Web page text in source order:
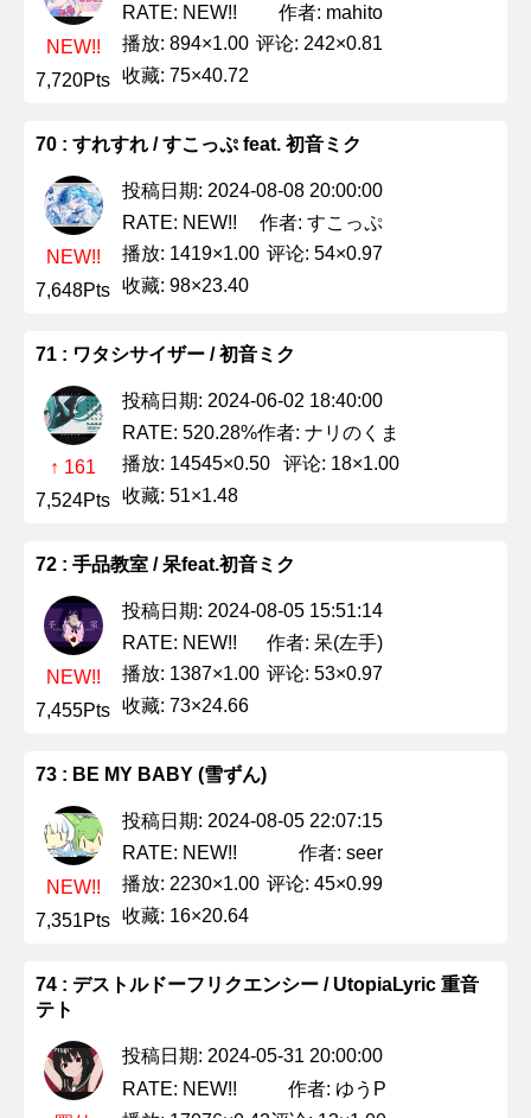
NEW!!
7,720Pts
RATE: NEW!!
作者: mahito
播放: 894×1.00 评论: 242×0.81
收藏: 75×40.72
70 : すれすれ / すこっぷ feat. 初音ミク
NEW!!
7,648Pts
投稿日期: 2024-08-08 20:00:00
RATE: NEW!!
作者: すこっぷ
播放: 1419×1.00 评论: 54×0.97
收藏: 98×23.40
71 : ワタシサイザー / 初音ミク
↑ 161
7,524Pts
投稿日期: 2024-06-02 18:40:00
RATE: 520.28%作者: ナリのくま
播放: 14545×0.50
评论: 18×1.00
收藏: 51×1.48
72 : 手品教室 / 呆feat.初音ミク
NEW!!
7,455Pts
投稿日期: 2024-08-05 15:51:14
RATE: NEW!!
作者: 呆(左手)
播放: 1387×1.00 评论: 53×0.97
收藏: 73×24.66
73 : BE MY BABY (雪ずん)
NEW!!
7,351Pts
投稿日期: 2024-08-05 22:07:15
RATE: NEW!!
作者: seer
播放: 2230×1.00 评论: 45×0.99
收藏: 16×20.64
74 : デストルドーフリクエンシー / UtopiaLyric 重音
テト
投稿日期: 2024-05-31 20:00:00
RATE: NEW!!
作者: ゆうP